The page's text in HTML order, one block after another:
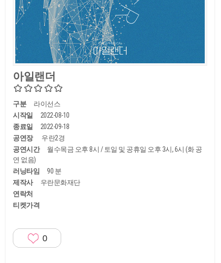
아일랜더
구분
라이선스
시작일
2022-08-10
종료일
2022-09-18
공연장
우란2경
공연시간
월수목금 오후 8시 / 토일 및 공휴일 오후 3시, 6시 (화 공
연 없음)
러닝타임
90 분
제작사
우란문화재단
연락처
티켓가격
0